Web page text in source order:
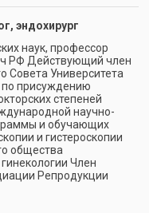
эндохирург
наук, профессор
РФ Действующий член
Совета Университета
присуждению
степеней
научно-
и обучающих
и гистероскопии
общества
Член
Репродукции